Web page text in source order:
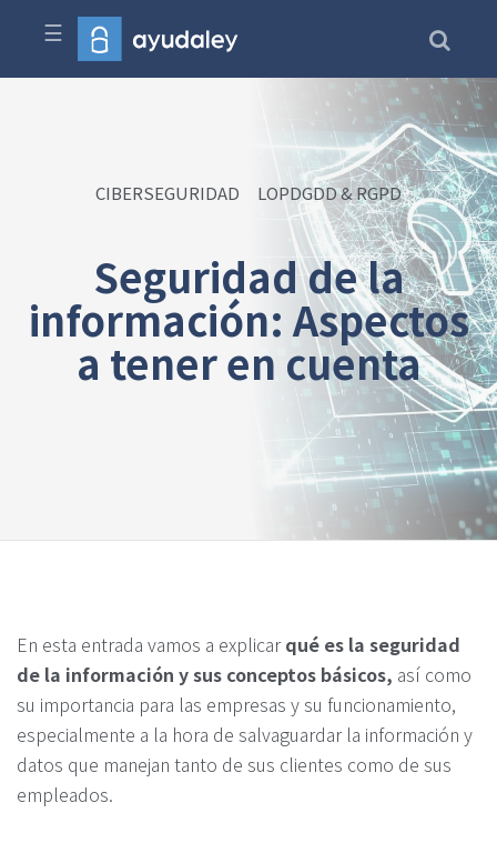
☰
CIBERSEGURIDAD LOPDGDD & RGPD
Seguridad de la
información: Aspectos
a tener en cuenta
En esta entrada vamos a explicarqué es la seguridad
de la información y sus conceptos básicos, así como
su importancia para las empresas y su funcionamiento,
especialmente a la hora de salvaguardar la información y
datos que manejan tanto de sus clientes como de sus
empleados.